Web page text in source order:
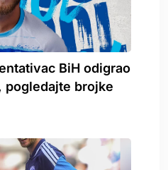
BiH odigrao
pogledajte brojke